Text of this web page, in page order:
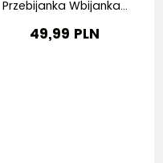
Przebijanka Wbijanka...
49,99 PLN